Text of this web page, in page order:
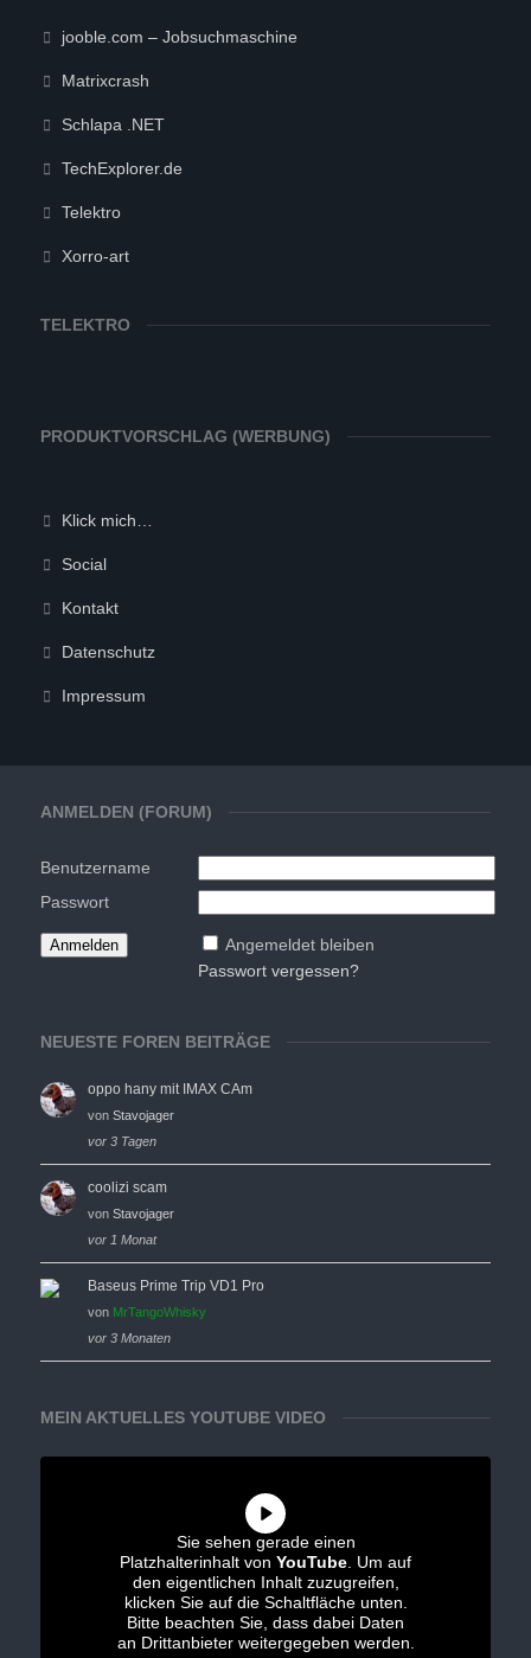
ANMELDEN (FORUM)
Benutzername
Passwort
Angemeldet bleiben
Passwort vergessen?
NEUESTE FOREN BEITRÄGE
oppo hany mit IMAX CAm
von Stavojager
vor 3 Tagen
coolizi scam
von Stavojager
vor 1 Monat
Baseus Prime Trip VD1 Pro
von MrTangoWhisky
vor 3 Monaten
MEIN AKTUELLES YOUTUBE VIDEO
Sie sehen gerade einen
Platzhalterinhalt von YouTube . Um auf
den eigentlichen Inhalt zuzugreifen,
klicken Sie auf die Schaltfläche unten.
Bitte beachten Sie, dass dabei Daten
an Drittanbieter weitergegeben werden.
jooble.com – Jobsuchmaschine
Matrixcrash
Schlapa .NET
TechExplorer.de
Telektro
Xorro-art
TELEKTRO
PRODUKTVORSCHLAG (WERBUNG)
Klick mich…
Social
Kontakt
Datenschutz
Impressum